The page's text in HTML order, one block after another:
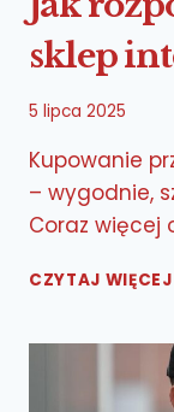
sklep
5 lipca 2025
Kupowanie
– wygodnie,
Coraz więcej
CZYTAJ WIĘCEJ